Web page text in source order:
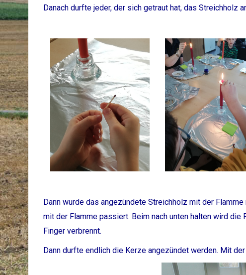
Danach durfte jeder, der sich getraut hat, das Streichholz
Dann wurde das angezündete Streichholz mit der
mit der Flamme passiert. Beim nach unten halten wird
Finger verbrennt.
Dann durfte endlich die Kerze angezündet werden. Mit